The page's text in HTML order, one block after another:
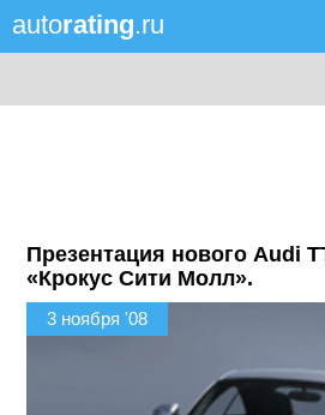
autorating.ru
Презентация нового Audi
«Крокус Сити Молл».
3 ноября '08